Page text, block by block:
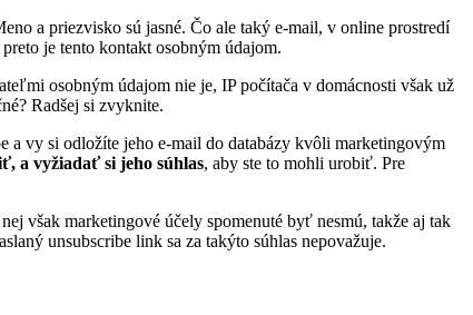
a priezvisko sú jasné. Čo ale taký e-mail, v online prostredí
je tento kontakt osobným údajom.
osobným údajom nie je, IP počítača v domácnosti však už
Radšej si zvyknite.
a vy si odložíte jeho e-mail do databázy kvôli marketingovým
a vyžiadať si jeho súhlas, aby ste to mohli urobiť. Pre
však marketingové účely spomenuté byť nesmú, takže aj tak
unsubscribe link sa za takýto súhlas nepovažuje.